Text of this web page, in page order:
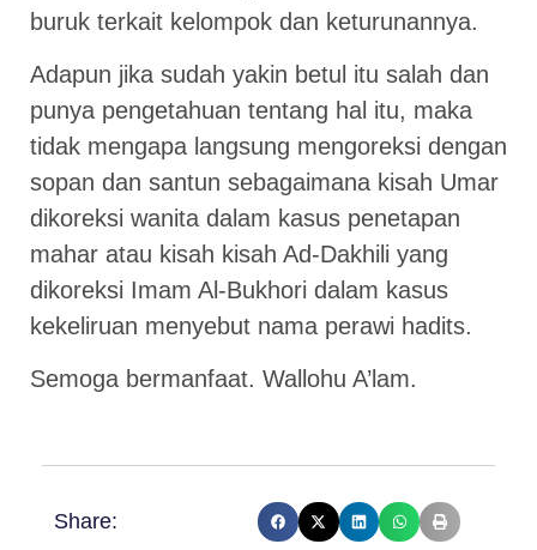
buruk terkait kelompok dan keturunannya.
Adapun jika sudah yakin betul itu salah dan
punya pengetahuan tentang hal itu, maka
tidak mengapa langsung mengoreksi dengan
sopan dan santun sebagaimana kisah Umar
dikoreksi wanita dalam kasus penetapan
mahar atau kisah kisah Ad-Dakhili yang
dikoreksi Imam Al-Bukhori dalam kasus
kekeliruan menyebut nama perawi hadits.
Semoga bermanfaat. Wallohu A’lam.
Share: